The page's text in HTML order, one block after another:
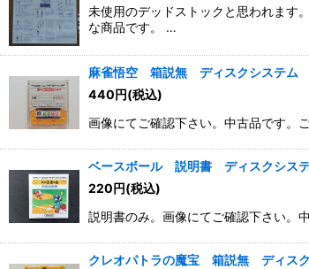
未使用のデッドストックと思われます
な商品です。 …
麻雀悟空 箱説無 ディスクシステム
440円(税込)
画像にてご確認下さい。中古品です。
ベースボール 説明書 ディスクシス
220円(税込)
説明書のみ。画像にてご確認下さい。
クレオパトラの魔宝 箱説無 ディスク